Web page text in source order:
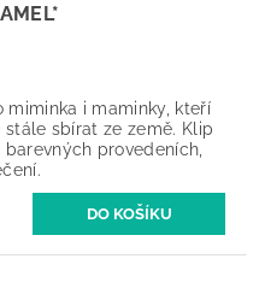
i maminky, kteří
sbírat ze země. Klip
provedeních,